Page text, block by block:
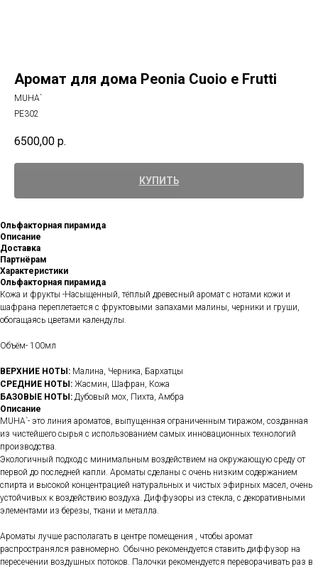
Аромат для дома Peonia Cuoio e Frutti
MUHA`
PE302
6500,00 р.
КУПИТЬ
Ольфакторная пирамида
Описание
Доставка
Партнёрам
Характеристики
Ольфакторная пирамида
Кожа и фрукты -Насыщенный, тёплый древесный аромат с нотами кожи и
шафрана переплетается с фруктовыми запахами малины, черники и груши,
обогащаясь цветами календулы.
Объём- 100мл
ВЕРХНИЕ НОТЫ: Малина, Черника, Бархатцы
СРЕДНИЕ НОТЫ: Жасмин, Шафран, Кожа
БАЗОВЫЕ НОТЫ: Дубовый мох, Пихта, Амбра
Описание
MUHA`- это линия ароматов, выпущенная ограниченным тиражом, созданная
из чистейшего сырья с использованием самых инновационных технологий
производства.
Экологичный подход с минимальным воздействием на окружающую среду от
первой до последней капли. Ароматы сделаны с очень низким содержанием
спирта и высокой концентрацией натуральных и чистых эфирных масел, очень
устойчивых к воздействию воздуха. Диффузоры из стекла, с декоративными
элементами из березы, ткани и металла.
Ароматы лучше располагать в центре помещения , чтобы аромат
распространялся равномерно. Обычно рекомендуется ставить диффузор на
пересечении воздушных потоков. Палочки рекомендуется переворачивать раз в